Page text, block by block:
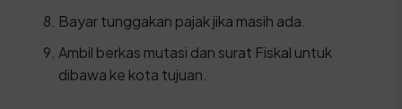
Bayar tunggakan pajak jika masih ada.
Ambil berkas mutasi dan surat Fiskal untuk
dibawa ke kota tujuan.